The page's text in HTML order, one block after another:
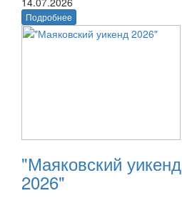
Подробнее
"Маяковский уикенд
2026"